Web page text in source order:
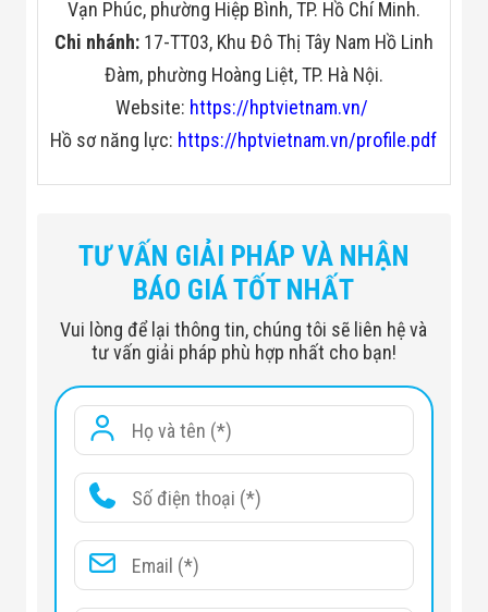
Vạn Phúc, phường Hiệp Bình, TP. Hồ Chí Minh.
Chi nhánh:17-TT03, Khu Đô Thị Tây Nam Hồ Linh
Đàm, phường Hoàng Liệt, TP. Hà Nội.
Website: https://hptvietnam.vn/
Hồ sơ năng lực: https://hptvietnam.vn/profile.pdf
Năng lượng tiêu thụ
20W
Dải tần hoạt động
1-50 spectrum
Môi trường làm việc
-20℃～65℃
Môi trường lắp đặt
100cm (W)* 200cm (L) Phạm
vi tối thiểu không có kim loại
Phạm vi chính xác
của các vật kim loại
được phát hiện theo
Độ nhạy tối đa >= 10g kim loại
TƯ VẤN GIẢI PHÁP VÀ NHẬN
BÁO GIÁ TỐT NHẤT
Vui lòng để lại thông tin, chúng tôi sẽ liên hệ và
tư vấn giải pháp phù hợp nhất cho bạn!